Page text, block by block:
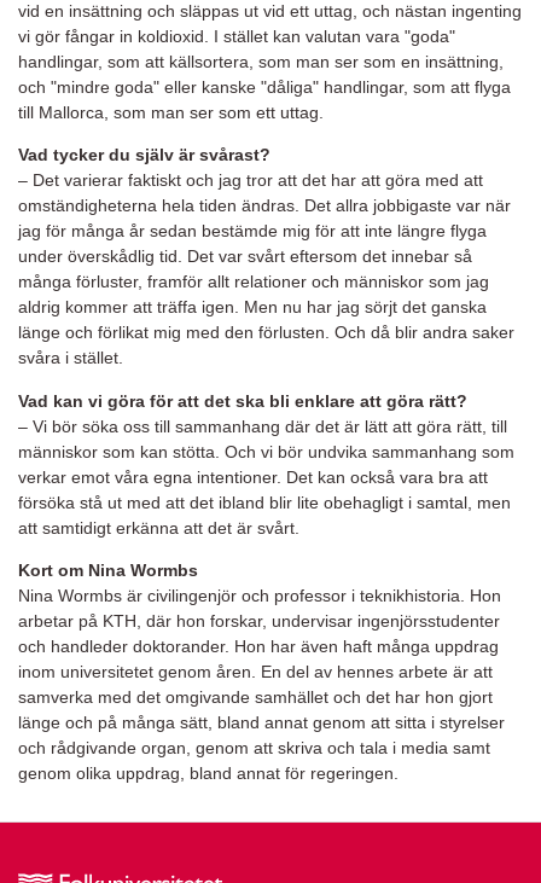
vid en insättning och släppas ut vid ett uttag, och nästan ingenting
vi gör fångar in koldioxid. I stället kan valutan vara "goda"
handlingar, som att källsortera, som man ser som en insättning,
och "mindre goda" eller kanske "dåliga" handlingar, som att flyga
till Mallorca, som man ser som ett uttag.
Vad tycker du själv är svårast?
– Det varierar faktiskt och jag tror att det har att göra med att
omständigheterna hela tiden ändras. Det allra jobbigaste var när
jag för många år sedan bestämde mig för att inte längre flyga
under överskådlig tid. Det var svårt eftersom det innebar så
många förluster, framför allt relationer och människor som jag
aldrig kommer att träffa igen. Men nu har jag sörjt det ganska
länge och förlikat mig med den förlusten. Och då blir andra saker
svåra i stället.
Vad kan vi göra för att det ska bli enklare att göra rätt?
– Vi bör söka oss till sammanhang där det är lätt att göra rätt, till
människor som kan stötta. Och vi bör undvika sammanhang som
verkar emot våra egna intentioner. Det kan också vara bra att
försöka stå ut med att det ibland blir lite obehagligt i samtal, men
att samtidigt erkänna att det är svårt.
Kort om Nina Wormbs
Nina Wormbs är civilingenjör och professor i teknikhistoria. Hon
arbetar på KTH, där hon forskar, undervisar ingenjörsstudenter
och handleder doktorander. Hon har även haft många uppdrag
inom universitetet genom åren. En del av hennes arbete är att
samverka med det omgivande samhället och det har hon gjort
länge och på många sätt, bland annat genom att sitta i styrelser
och rådgivande organ, genom att skriva och tala i media samt
genom olika uppdrag, bland annat för regeringen.